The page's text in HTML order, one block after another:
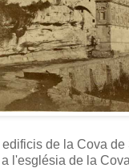
de la Cova de
l'església de la